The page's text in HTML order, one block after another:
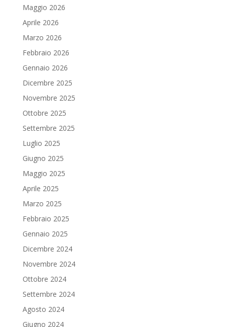
Maggio 2026
Aprile 2026
Marzo 2026
Febbraio 2026
Gennaio 2026
Dicembre 2025
Novembre 2025
Ottobre 2025
Settembre 2025
Luglio 2025
Giugno 2025
Maggio 2025
Aprile 2025
Marzo 2025
Febbraio 2025
Gennaio 2025
Dicembre 2024
Novembre 2024
Ottobre 2024
Settembre 2024
Agosto 2024
Giugno 2024